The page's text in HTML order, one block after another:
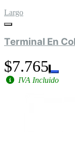
Largo
Terminal En
$7.765
IVA Incluido